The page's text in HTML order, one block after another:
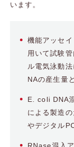
います。
機能アッセ
用いて試験
ル電気泳動
NAの産生量
E. coli DNA
による製造
やデジタル